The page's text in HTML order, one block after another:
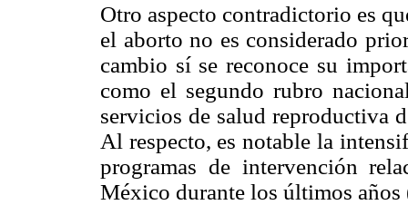
Otro aspecto contradictorio es
el aborto no es considerado
cambio sí se reconoce su
como el segundo rubro
servicios de salud reproductiva
Al respecto, es notable la
programas de intervención
México durante los últimos